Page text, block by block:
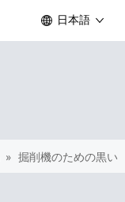
日本語
» 掘削機のための黒い